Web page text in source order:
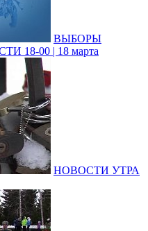
ВЫБОРЫ
18-00 | 18 марта
НОВОСТИ УТРА